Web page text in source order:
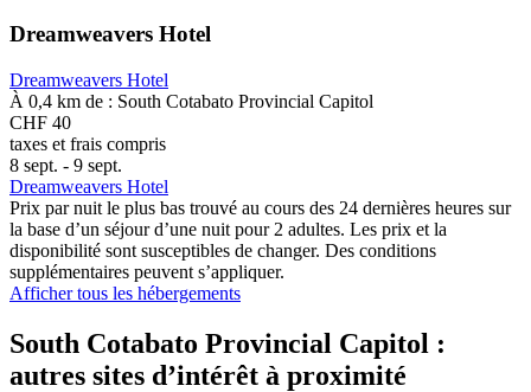
Dreamweavers Hotel
Dreamweavers Hotel
À 0,4 km de : South Cotabato Provincial Capitol
CHF 40
taxes et frais compris
8 sept. - 9 sept.
Dreamweavers Hotel
Prix par nuit le plus bas trouvé au cours des 24 dernières heures sur
la base d’un séjour d’une nuit pour 2 adultes. Les prix et la
disponibilité sont susceptibles de changer. Des conditions
supplémentaires peuvent s’appliquer.
Afficher tous les hébergements
South Cotabato Provincial Capitol :
autres sites d’intérêt à proximité